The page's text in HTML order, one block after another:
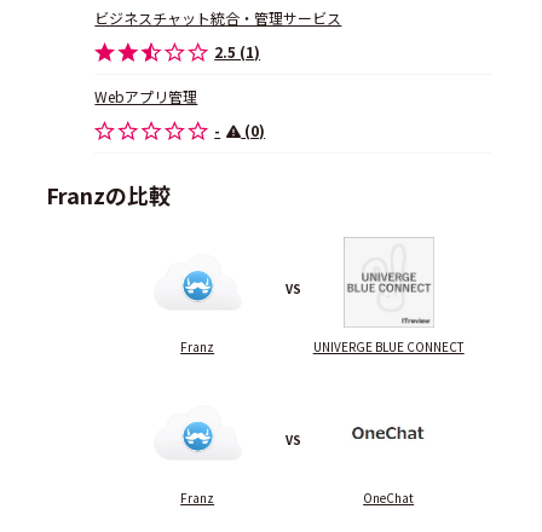
ビジネスチャット統合・管理サービス
2.5 (1)
Webアプリ管理
-
(0)
Franzの比較
Franz
VS
UNIVERGE BLUE CONNECT
Franz
VS
OneChat